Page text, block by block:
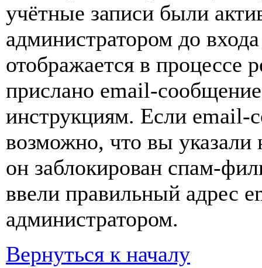
учётные записи были
администратором до
отображается в процессе
прислано email-
инструкциям. Если email-
возможно, что вы
он заблокирован спам-
ввели правильный адрес
администратором.
Вернуться к началу